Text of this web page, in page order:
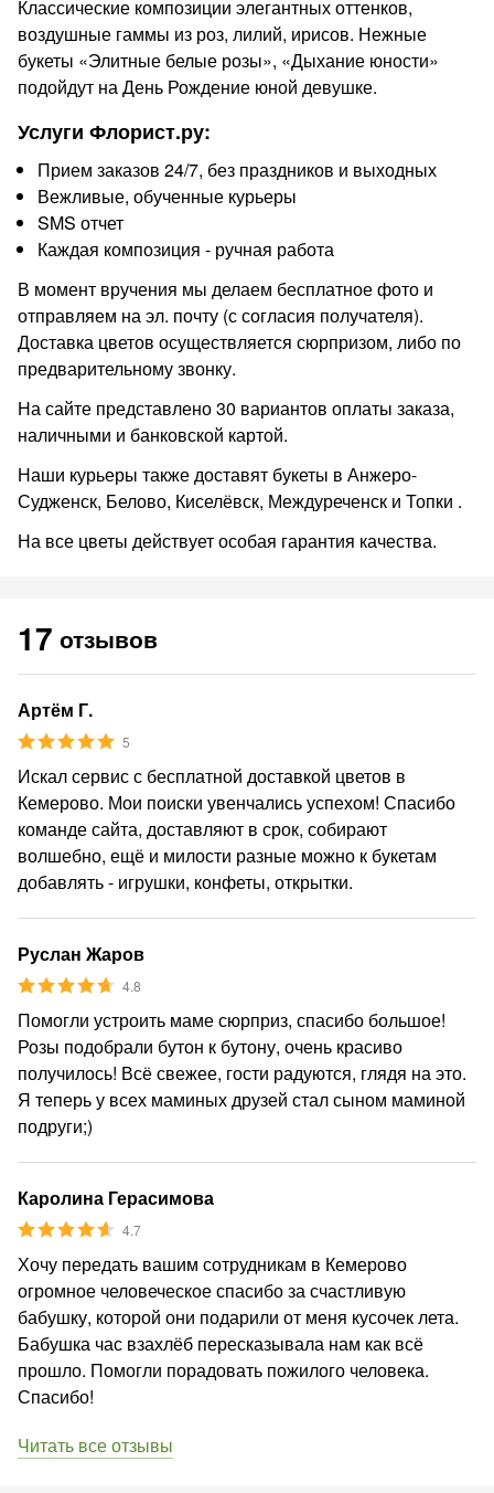
Классические композиции элегантных оттенков,
воздушные гаммы из роз, лилий, ирисов. Нежные
букеты «Элитные белые розы», «Дыхание юности»
подойдут на День Рождение юной девушке.
Услуги Флорист.ру:
Прием заказов 24/7, без праздников и выходных
Вежливые, обученные курьеры
SMS отчет
Каждая композиция - ручная работа
В момент вручения мы делаем бесплатное фото и
отправляем на эл. почту (с согласия получателя).
Доставка цветов осуществляется сюрпризом, либо по
предварительному звонку.
На сайте представлено 30 вариантов оплаты заказа,
наличными и банковской картой.
Наши курьеры также доставят букеты в Анжеро-
Судженск, Белово, Киселёвск, Междуреченск и Топки .
На все цветы действует особая гарантия качества.
17 отзывов
Артём Г.
5
Искал сервис с бесплатной доставкой цветов в
Кемерово. Мои поиски увенчались успехом! Спасибо
команде сайта, доставляют в срок, собирают
волшебно, ещё и милости разные можно к букетам
добавлять - игрушки, конфеты, открытки.
Руслан Жаров
4.8
Помогли устроить маме сюрприз, спасибо большое!
Розы подобрали бутон к бутону, очень красиво
получилось! Всё свежее, гости радуются, глядя на это.
Я теперь у всех маминых друзей стал сыном маминой
подруги;)
Каролина Герасимова
4.7
Хочу передать вашим сотрудникам в Кемерово
огромное человеческое спасибо за счастливую
бабушку, которой они подарили от меня кусочек лета.
Бабушка час взахлёб пересказывала нам как всё
прошло. Помогли порадовать пожилого человека.
Спасибо!
Читать все отзывы